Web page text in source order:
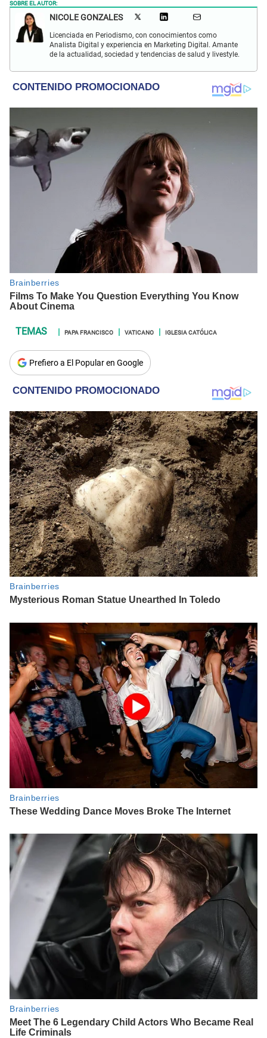
SOBRE EL AUTOR:
NICOLE GONZALES
Licenciada en Periodismo, con conocimientos como
Analista Digital y experiencia en Marketing Digital. Amante
de la actualidad, sociedad y tendencias de salud y livestyle.
PAPA FRANCISCO VATICANO IGLESIA CATÓLICA
Prefiero a El Popular en Google